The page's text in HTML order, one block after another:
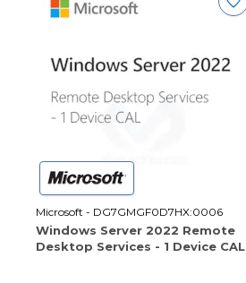
Microsoft - DG7GMGF0D7HX:0006
Windows Server 2022 Remote
Desktop Services - 1 Device CAL